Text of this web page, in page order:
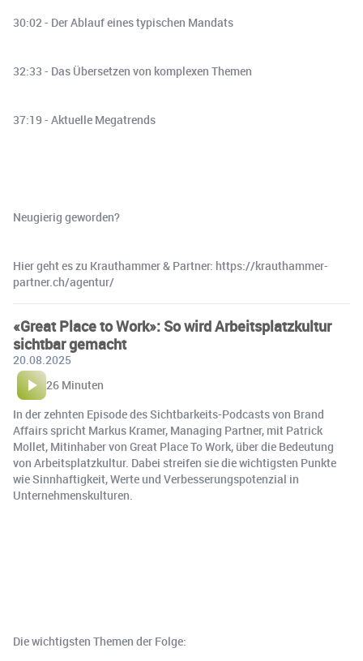
30:02 - Der Ablauf eines typischen Mandats
32:33 - Das Übersetzen von komplexen Themen
37:19 - Aktuelle Megatrends
Neugierig geworden?
Hier geht es zu Krauthammer & Partner: https://krauthammer-
partner.ch/agentur/
«Great Place to Work»: So wird Arbeitsplatzkultur
sichtbar gemacht
20.08.2025
26 Minuten
In der zehnten Episode des Sichtbarkeits-Podcasts von Brand
Affairs spricht Markus Kramer, Managing Partner, mit Patrick
Mollet, Mitinhaber von Great Place To Work, über die Bedeutung
von Arbeitsplatzkultur. Dabei streifen sie die wichtigsten Punkte
wie Sinnhaftigkeit, Werte und Verbesserungspotenzial in
Unternehmenskulturen.
Die wichtigsten Themen der Folge: